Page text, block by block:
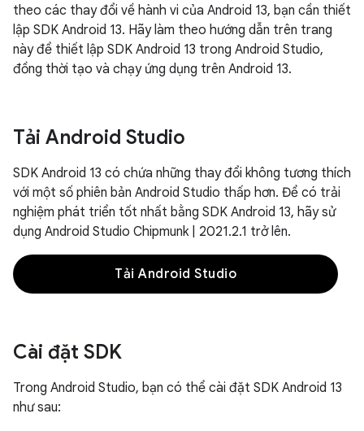
theo các thay đổi về hành vi của Android 13, bạn cần thiết
lập SDK Android 13. Hãy làm theo hướng dẫn trên trang
này để thiết lập SDK Android 13 trong Android Studio,
đồng thời tạo và chạy ứng dụng trên Android 13.
Tải Android Studio
SDK Android 13 có chứa những thay đổi không tương thích
với một số phiên bản Android Studio thấp hơn. Để có trải
nghiệm phát triển tốt nhất bằng SDK Android 13, hãy sử
dụng Android Studio Chipmunk | 2021.2.1 trở lên.
Tải Android Studio
Cài đặt SDK
Trong Android Studio, bạn có thể cài đặt SDK Android 13
như sau: